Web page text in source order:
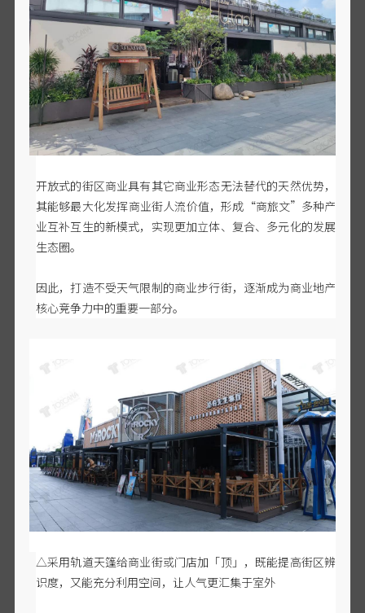
开放式的街区商业具有其它商业形态无法替代的天然优势，
其能够最大化发挥商业街人流价值，形成 “商旅文”多种产
业互补互生的新模式，实现更加立体、复合、多元化的发展
生态圈。
因此，打造不受天气限制的商业步行街，逐渐成为商业地产
核心竞争力中的重要一部分。
△采用轨道天篷给商业街或门店加「顶」，既能提高街区辨
识度，又能充分利用空间，让人气更汇集于室外